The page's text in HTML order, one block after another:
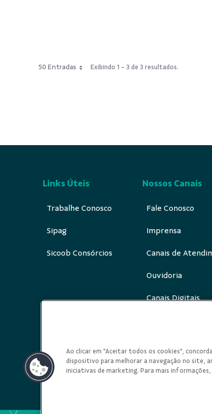
50 Entradas Exibindo 1 - 3 de 3 resultados.
Links Úteis
Trabalhe Conosco
Sipag
Sicoob Consórcios
Nossos Canais
Fale Conosco
Imprensa
Ouvidoria
Canais Digitais
Redes Sociais
Ao clicar em "Aceitar todos os cookies",
dispositivo para melhorar a navegação no site,
iniciativas de marketing. Para mais